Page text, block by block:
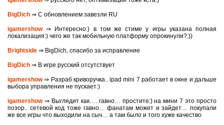
BigDich ⇒ С обновлением завезли RU
igamershow⇒ Интересно:) в том же стиме у игры указана полная
локализация:) чего же так мобильную платформу опрокинули?:))
Brightside ⇒ BigDich, спасибо за исправление
BigDich ⇒ В игре русский отсутствует
igamershow⇒ Разраб криворучка.. ipad mini 7 работает в окне и дальше
выбора управления не пускает:)
igamershow⇒ Выглядит как…. гавно… простите:) на мини 7 это просто
позор.. сетевой код тоже гавно… фанатам может и зайдет… покупали
же все игры что выходили на сыч… а там было и того хуже качество